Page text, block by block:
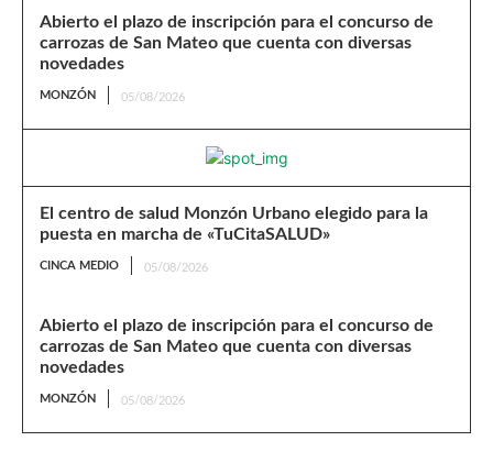
Abierto el plazo de inscripción para el concurso de
carrozas de San Mateo que cuenta con diversas
novedades
MONZÓN 05/08/2026
El centro de salud Monzón Urbano elegido para la
puesta en marcha de «TuCitaSALUD»
CINCA MEDIO 05/08/2026
Abierto el plazo de inscripción para el concurso de
carrozas de San Mateo que cuenta con diversas
novedades
MONZÓN 05/08/2026